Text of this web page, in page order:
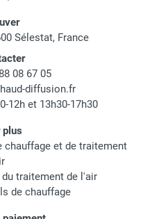
Sélestat, France
08 67 05
diffusion.fr
12h et 13h30-17h30
plus
chauffage et de traitement
traitement de l'air
de chauffage